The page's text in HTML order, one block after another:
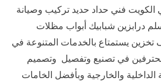
فني حداد حديد تركيب وصيانة
درابزين شبابيك أبواب مظلات
يستمتاع بالخدمات المتنوعة في
في تصنيع وتفصيل وتصميم
الداخلية والخارجية وبأفضل الخامات